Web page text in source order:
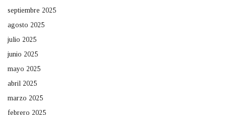
septiembre 2025
agosto 2025
julio 2025
junio 2025
mayo 2025
abril 2025
marzo 2025
febrero 2025